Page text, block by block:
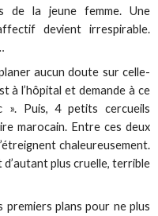
de la jeune femme. Une
devient irrespirable.
aucun doute sur celle-
à l’hôpital et demande à ce
». Puis, 4 petits cercueils
marocain. Entre ces deux
chaleureusement.
plus cruelle, terrible
premiers plans pour ne plus